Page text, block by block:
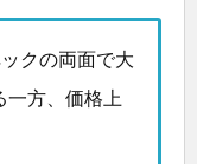
クの両面で大
一方、価格上